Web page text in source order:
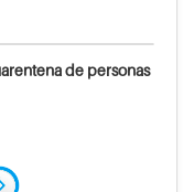
de personas